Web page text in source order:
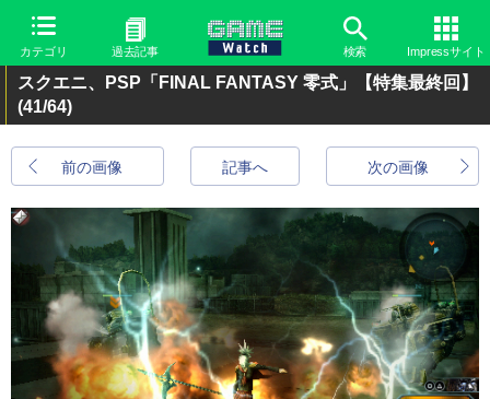
カテゴリ 過去記事 検索 Impressサイト
スクエニ、PSP「FINAL FANTASY 零式」【特集最終回】
(41/64)
前の画像 次の画像
記事へ